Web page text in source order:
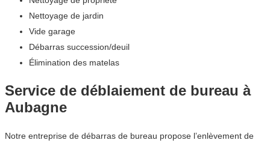
Nettoyage de jardin
Vide garage
Débarras succession/deuil
Élimination des matelas
Service de déblaiement de bureau à
Aubagne
Notre entreprise de débarras de bureau propose l’enlèvement de